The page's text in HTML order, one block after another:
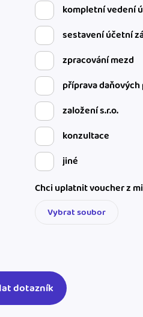
kompletní vedení
sestavení účetní
zpracování mezd
příprava
založení s.r.o.
konzultace
jiné
Chci uplatnit voucher z
Vybrat soubor